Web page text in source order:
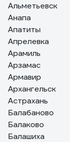
Альметьевск
Анапа
Апатиты
Апрелевка
Арамиль
Арзамас
Армавир
Архангельск
Астрахань
Балабаново
Балаково
Балашиха